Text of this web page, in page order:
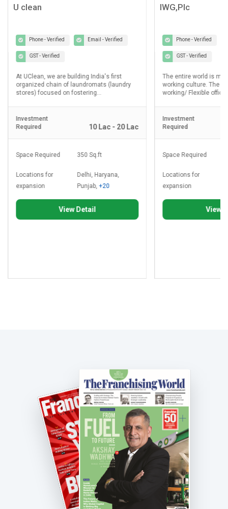
U clean
Phone - Verified Email - Verified
GST - Verified
At UClean, we are building India's first
organized chain of laundromats (laundry
stores) focused on fostering...
Investment
Required
10 Lac - 20 Lac
Space Required 350 Sq.ft
Locations for
expansion
Delhi, Haryana,
Punjab,+20
View Detail
IWG,Plc
Phone - Verified
GST - Verified
The entire world is
working culture. The
working/ Flexible
Investment
Required
Space Required
Locations for
expansion
View